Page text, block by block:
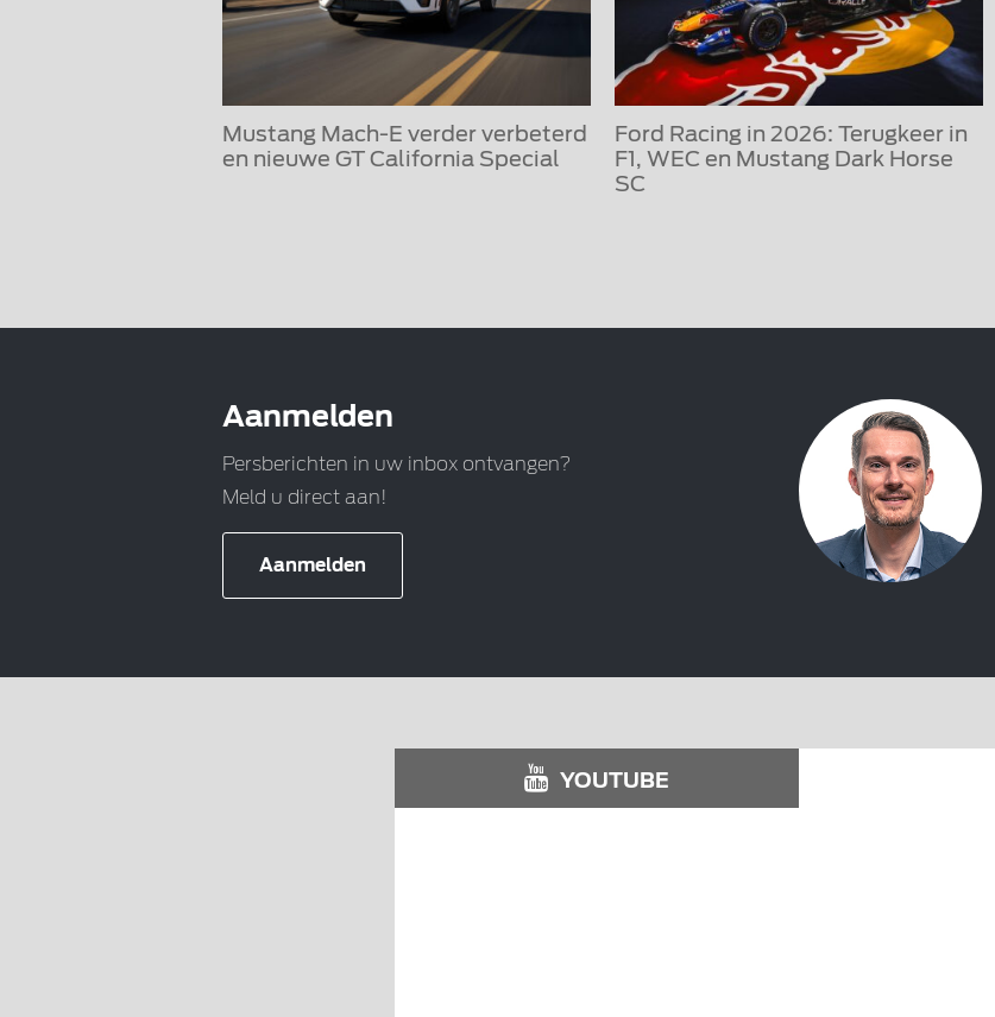
Mustang Mach-E verder verbeterd
en nieuwe GT California Special
Ford Racing in 2026: Terugkeer in
F1, WEC en Mustang Dark Horse
SC
Aanmelden
Persberichten in uw inbox ontvangen?
Meld u direct aan!
Aanmelden
YOUTUBE